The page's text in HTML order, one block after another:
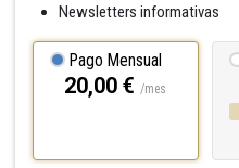
Newsletters informativas
Pago Mensual
20,00 €/mes